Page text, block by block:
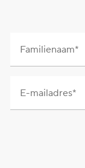
Familienaam
E-mailadres